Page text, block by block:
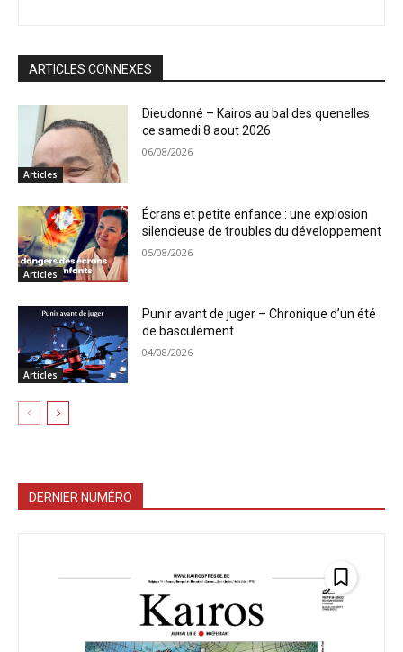
ARTICLES CONNEXES
Articles
Dieudonné – Kairos au bal des quenelles
ce samedi 8 aout 2026
06/08/2026
Articles
Écrans et petite enfance : une explosion
silencieuse de troubles du développement
05/08/2026
Articles
Punir avant de juger – Chronique d’un été
de basculement
04/08/2026
DERNIER NUMÉRO